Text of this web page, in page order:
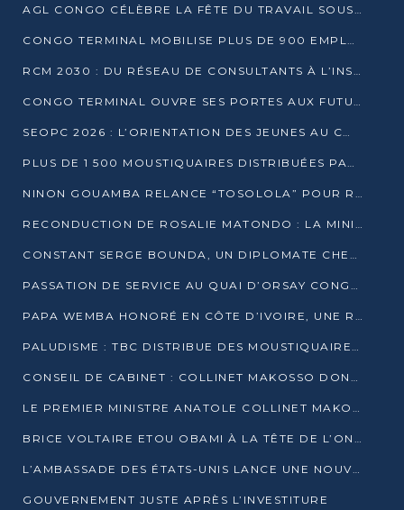
AGL CONGO CÉLÈBRE LA FÊTE DU TRAVAIL SOUS LE SIGNE DE LA COHÉSION
CONGO TERMINAL MOBILISE PLUS DE 900 EMPLOYÉS AUTOUR DE LA SÉCURITÉ AU TRAVAIL
RCM 2030 : DU RÉSEAU DE CONSULTANTS À L’INSTRUMENT DE PUISSANCE EN AFRIQUE FRANCOPHONE
CONGO TERMINAL OUVRE SES PORTES AUX FUTURS INGÉNIEURS AU FORUM DES MÉTIERS D’UCAC-ICAM
SEOPC 2026 : L’ORIENTATION DES JEUNES AU CŒUR DE LA DEUXIÈME ÉDITION
PLUS DE 1 500 MOUSTIQUAIRES DISTRIBUÉES PAR AGL ET CONGO TERMINAL DANS LA LUTTE CONTRE LE PALUDISME
NINON GOUAMBA RELANCE “TOSOLOLA” POUR RENFORCER LE DIALOGUE AVEC LES CITOYENS
RECONDUCTION DE ROSALIE MATONDO : LA MINISTRE PROMET D’ACCÉLÉRER LE TRAITEMENT DES DOSSIERS ET DE RELEVER DE NOUVEAUX DÉFIS
CONSTANT SERGE BOUNDA, UN DIPLOMATE CHEVRONNÉ AUX COMMANDES DES AFFAIRES ÉTRANGÈRES
PASSATION DE SERVICE AU QUAI D’ORSAY CONGOLAIS : GAKOSSO PASSE LE FLAMBEAU À BOUNDA
PAPA WEMBA HONORÉ EN CÔTE D’IVOIRE, UNE RUE PORTE DÉSORMAIS SON NOM
PALUDISME : TBC DISTRIBUE DES MOUSTIQUAIRES DANS DEUX CSI DE BRAZZAVILLE
CONSEIL DE CABINET : COLLINET MAKOSSO DONNE SES DERNIÈRES ORIENTATIONS
LE PREMIER MINISTRE ANATOLE COLLINET MAKOSSO DÉMISSIONNE AVEC SON GOUVERNEMENT
BRICE VOLTAIRE ETOU OBAMI À LA TÊTE DE L’ONEC-C POUR TROIS ANS
L’AMBASSADE DES ÉTATS-UNIS LANCE UNE NOUVELLE COHORTE DU PROGRAMME ACCESS MICRO-SCHOLARSHIP
GOUVERNEMENT JUSTE APRÈS L’INVESTITURE